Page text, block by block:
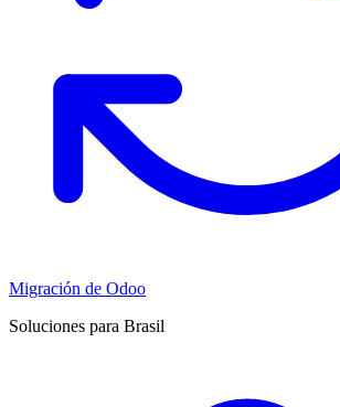
Migración de Odoo
Soluciones para Brasil